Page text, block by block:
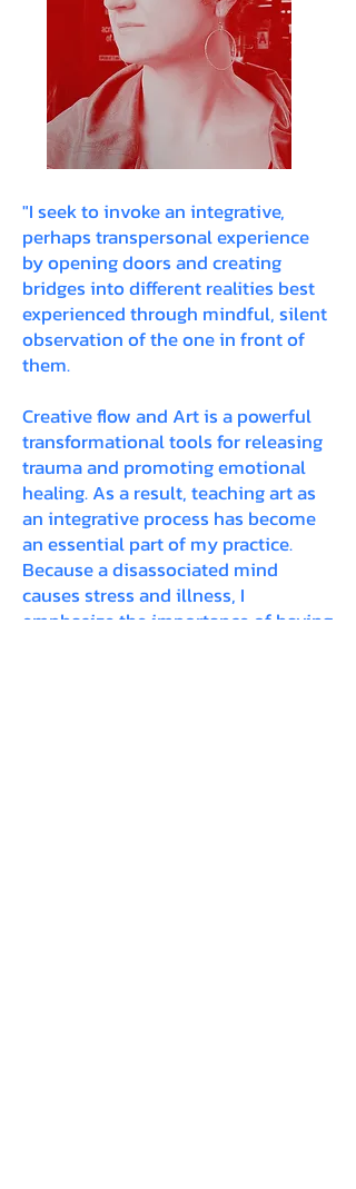
"I seek to invoke an integrative,
perhaps transpersonal experience
by opening doors and creating
bridges into different realities best
experienced through mindful, silent
observation of the one in front of
them.
Creative flow and Art is a powerful
transformational tools for releasing
trauma and promoting emotional
healing. As a result, teaching art as
an integrative process has become
an essential part of my practice.
Because a disassociated mind
causes stress and illness, I
emphasize the importance of having